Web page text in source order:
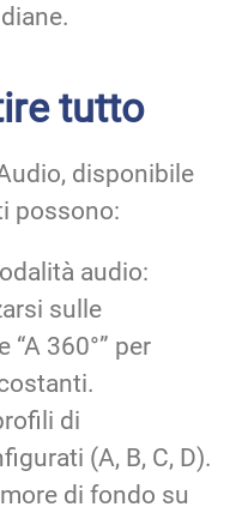
tutto
disponibile
possono:
audio:
sulle
360°” per
di
(A, B, C, D).
di fondo su